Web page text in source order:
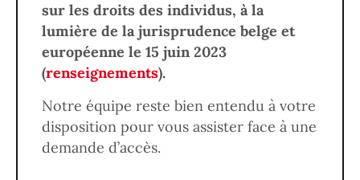
sur les droits des individus, à la
lumière de la jurisprudence belge et
européenne le 15 juin 2023
(renseignements).
Notre équipe reste bien entendu à votre
disposition pour vous assister face à une
demande d’accès.